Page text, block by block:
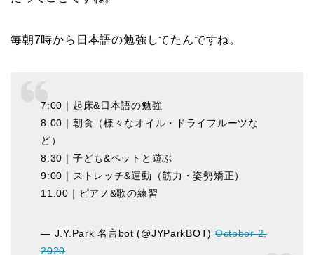
毎朝7時から日本語の勉強してたんですね。
7:00｜起床&日本語の勉強
8:00｜朝食（様々なオイル・ドライフルーツな
ど）
8:30｜子ども&ペットと遊ぶ
9:00｜ストレッチ&運動（筋力・姿勢矯正）
11:00｜ピアノ&歌の練習
— J.Y.Park 名言bot (@JYParkBOT)October 2,
2020